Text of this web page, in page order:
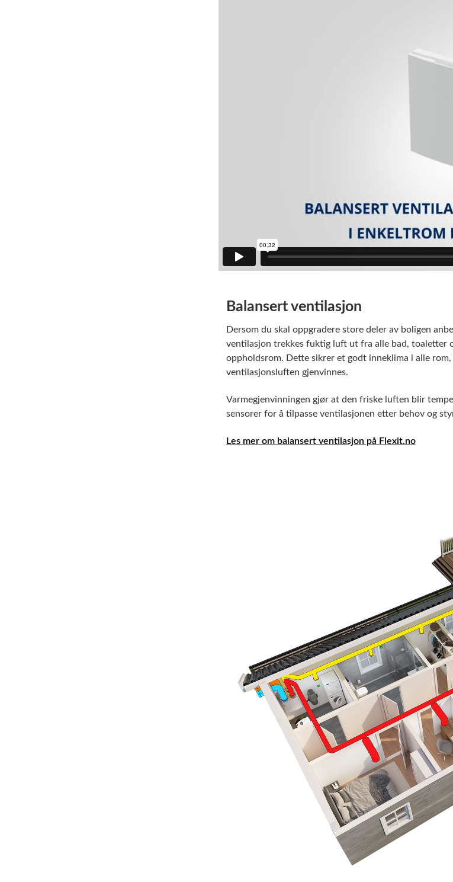
Balansert ventilasjon
Dersom du skal oppgradere store deler av boligen
ventilasjon trekkes fuktig luft ut fra alle bad, toaletter
oppholdsrom. Dette sikrer et godt inneklima i alle
ventilasjonsluften gjenvinnes.
Varmegjenvinningen gjør at den friske luften blir
sensorer for å tilpasse ventilasjonen etter behov og
Les mer om balansert ventilasjon på Flexit.no